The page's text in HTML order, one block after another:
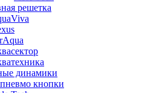
решетка
динамики
кнопки